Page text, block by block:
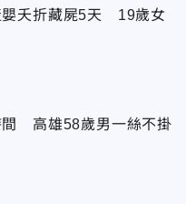
嬰夭折藏屍5天 19歲女
間 高雄58歲男一絲不掛